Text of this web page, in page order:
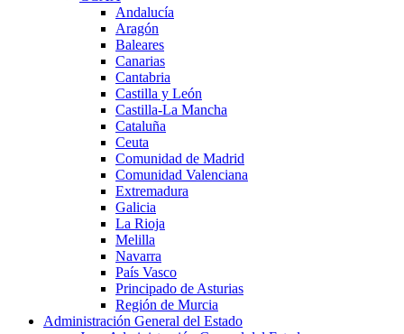
Andalucía
Aragón
Baleares
Canarias
Cantabria
Castilla y León
Castilla-La Mancha
Cataluña
Ceuta
Comunidad de Madrid
Comunidad Valenciana
Extremadura
Galicia
La Rioja
Melilla
Navarra
País Vasco
Principado de Asturias
Región de Murcia
Administración General del Estado